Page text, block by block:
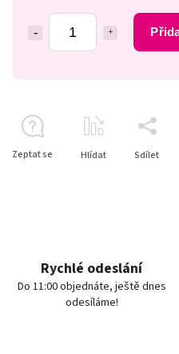
Zeptat se Hlídat Sdílet
Rychlé odeslání
Do 11:00 objednáte, ještě dnes
odesíláme!